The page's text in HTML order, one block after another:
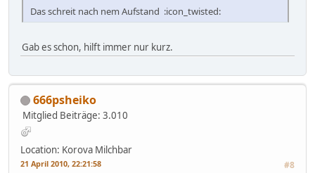
Das schreit nach nem Aufstand :icon_twisted:
Gab es schon, hilft immer nur kurz.
666psheiko
Mitglied Beiträge: 3.010
Location: Korova Milchbar
21 April 2010, 22:21:58 #8